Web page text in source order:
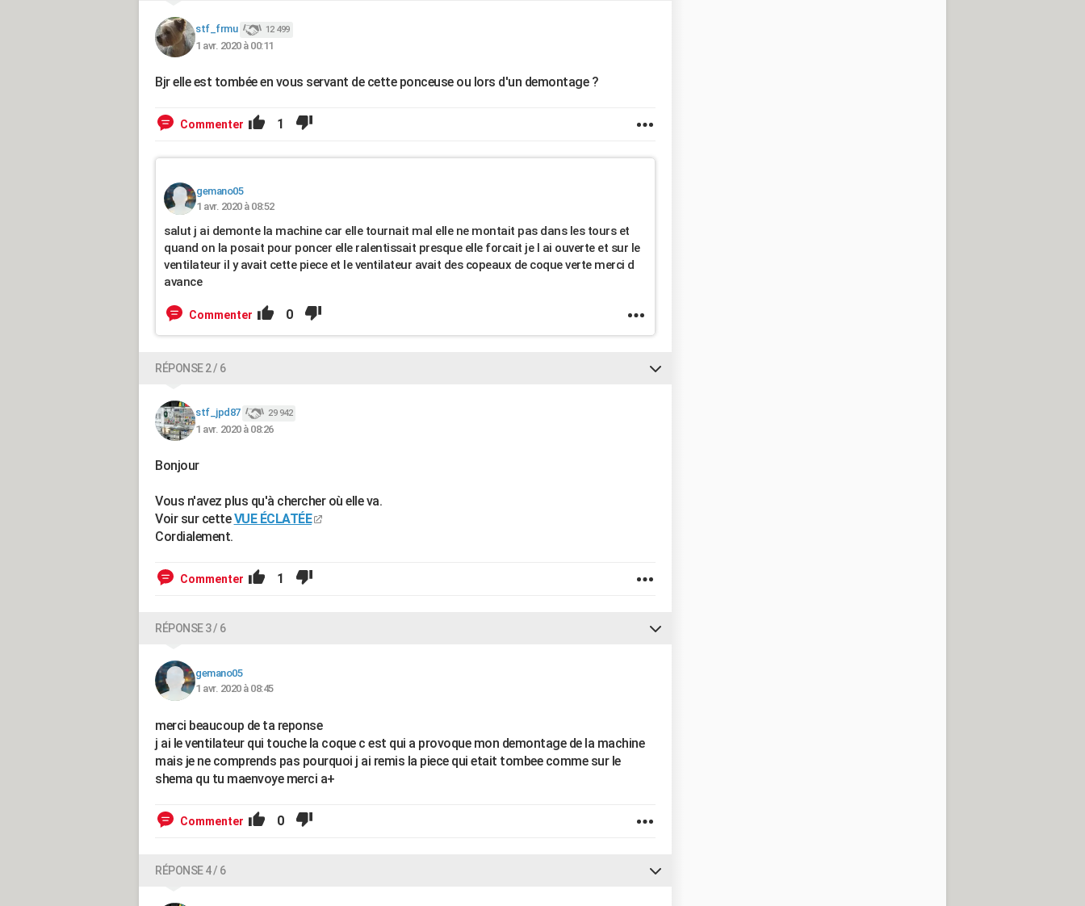
stf_frmu 12 499
1 avr. 2020 à 00:11
Bjr elle est tombée en vous servant de cette ponceuse ou lors d'un demontage ?
Commenter 1
gemano05
1 avr. 2020 à 08:52
salut j ai demonte la machine car elle tournait mal elle ne montait pas dans les tours et
quand on la posait pour poncer elle ralentissait presque elle forcait je l ai ouverte et sur le
ventilateur il y avait cette piece et le ventilateur avait des copeaux de coque verte merci d
avance
Commenter 0
RÉPONSE 2 / 6
stf_jpd87 29 942
1 avr. 2020 à 08:26
Bonjour
Vous n'avez plus qu'à chercher où elle va.
Voir sur cetteVUE ÉCLATÉE
Cordialement.
Commenter 1
RÉPONSE 3 / 6
gemano05
1 avr. 2020 à 08:45
merci beaucoup de ta reponse
j ai le ventilateur qui touche la coque c est qui a provoque mon demontage de la machine
mais je ne comprends pas pourquoi j ai remis la piece qui etait tombee comme sur le
shema qu tu maenvoye merci a+
Commenter 0
RÉPONSE 4 / 6